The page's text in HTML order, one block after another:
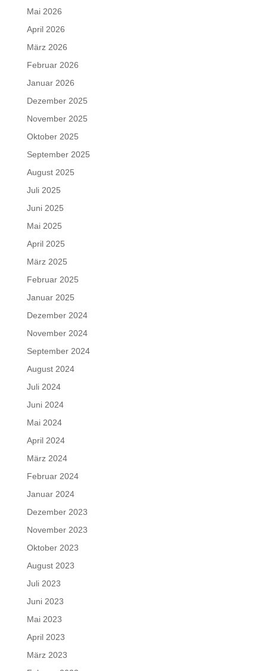
Mai 2026
April 2026
März 2026
Februar 2026
Januar 2026
Dezember 2025
November 2025
Oktober 2025
September 2025
August 2025
Juli 2025
Juni 2025
Mai 2025
April 2025
März 2025
Februar 2025
Januar 2025
Dezember 2024
November 2024
September 2024
August 2024
Juli 2024
Juni 2024
Mai 2024
April 2024
März 2024
Februar 2024
Januar 2024
Dezember 2023
November 2023
Oktober 2023
August 2023
Juli 2023
Juni 2023
Mai 2023
April 2023
März 2023